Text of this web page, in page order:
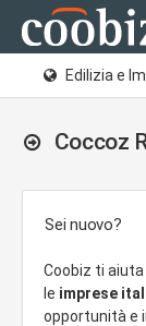
Edilizia e
Coccoz
Sei nuovo?
Coobiz ti
le imprese
opportunità e